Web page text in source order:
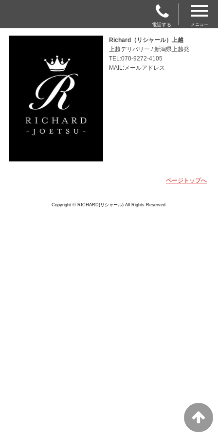
電話する メニュー
Richard（リシャール）上越
上越デリバリー / 新潟県上越発
TEL:070-9272-4105
MAIL:メールアドレス
ページトップへ
Copyright © RICHARD(リシャール) All Rights Reserved.